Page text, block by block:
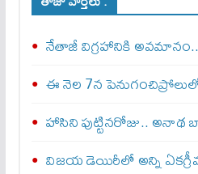
నేతాజీ విగ్రహానికి
ఈ నెల 7న పెనుగంచిప్రోలులో
హాసిని పుట్టినరోజు.. అనాథ
విజయ డెయిరీలో అన్ని